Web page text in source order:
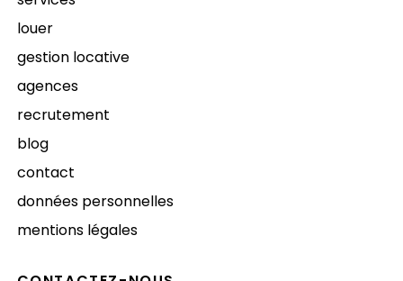
louer
gestion locative
agences
recrutement
blog
contact
données personnelles
mentions légales